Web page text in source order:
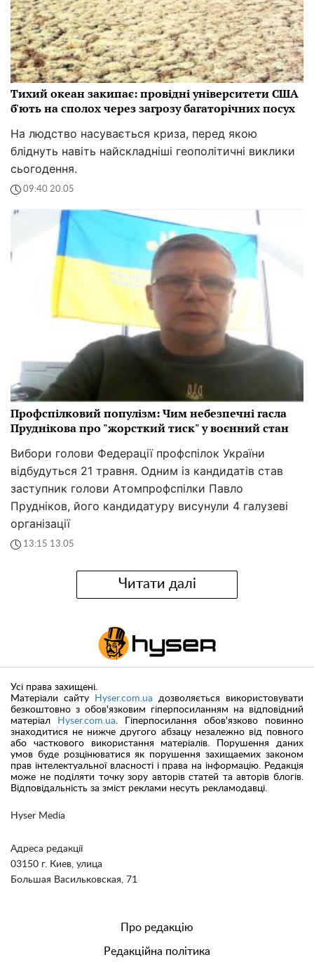
Тихий океан закипає: провідні університети США
б'ють на сполох через загрозу багаторічних посух
На людство насувається криза, перед якою
бліднуть навіть найскладніші геополітичні виклики
сьогодення.
09:40 20.05
Профспілковий популізм: Чим небезпечні гасла
Пруднікова про "жорсткий тиск" у воєнний стан
Вибори голови Федерації профспілок України
відбудуться 21 травня. Одним із кандидатів став
заступник голови Атомпрофспілки Павло
Прудніков, його кандидатуру висунули 4 галузеві
організації
13:15 13.05
Читати далі
Hyser Media
Адреса редакції
03150 г. Киев, улица
Большая Васильковская, 71
Усі права захищені.
Матеріали сайту
Hyser.com.ua дозволяється використовувати
безкоштовно з обов'язковим гіперпосиланням на відповідний
матеріал
Hyser.com.ua . Гіперпосилання обов'язково повинно
знаходитися не нижче другого абзацу незалежно від повного
або часткового використання матеріалів. Порушення даних
умов буде розцінюватися як порушення захищаемих законом
прав інтелектуальної власності і права на інформацію. Редакція
може не поділяти точку зору авторів статей та авторів блогів.
Відповідальність за зміст реклами несуть рекламодавці.
Про редакцію
Редакційна політика